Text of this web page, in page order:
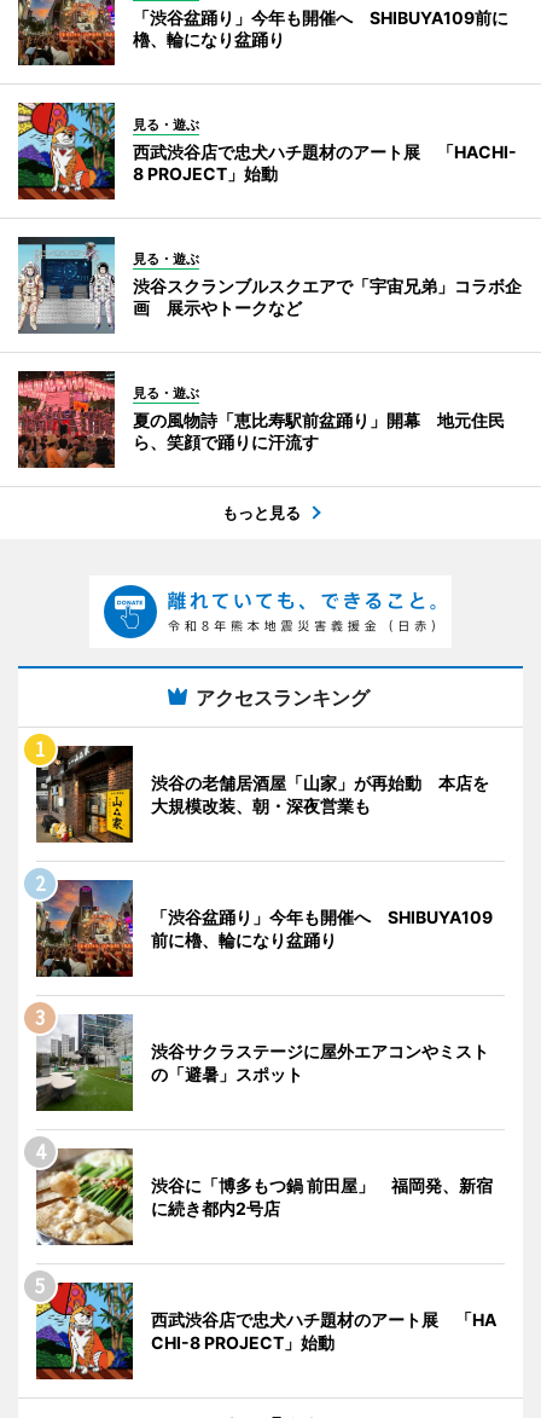
「渋谷盆踊り」今年も開催へ SHIBUYA109前に
櫓、輪になり盆踊り
見る・遊ぶ
西武渋谷店で忠犬ハチ題材のアート展 「HACHI-
8 PROJECT」始動
見る・遊ぶ
渋谷スクランブルスクエアで「宇宙兄弟」コラボ企
画 展示やトークなど
見る・遊ぶ
夏の風物詩「恵比寿駅前盆踊り」開幕 地元住民
ら、笑顔で踊りに汗流す
もっと見る
アクセスランキング
渋谷の老舗居酒屋「山家」が再始動 本店を
大規模改装、朝・深夜営業も
「渋谷盆踊り」今年も開催へ SHIBUYA109
前に櫓、輪になり盆踊り
渋谷サクラステージに屋外エアコンやミスト
の「避暑」スポット
渋谷に「博多もつ鍋 前田屋」 福岡発、新宿
に続き都内2号店
西武渋谷店で忠犬ハチ題材のアート展 「HA
CHI-8 PROJECT」始動